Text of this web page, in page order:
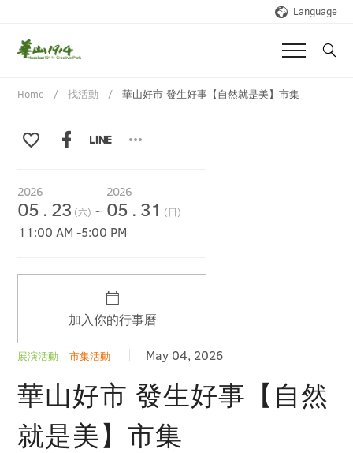
Language
Home 找活動 華山好市 發生好事【自然就是美】市集
2026
05 . 23 (六) ~
2026
05 . 31 (日)
11:00 AM-5:00 PM
加入你的行事曆
展演活動 市集活動 May 04, 2026
華山好市 發生好事【自然
就是美】市集